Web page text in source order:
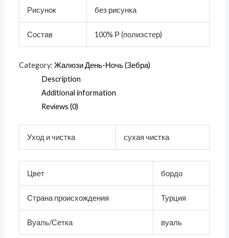
Рисунок без рисунка
Состав 100% Р (полиэстер)
Category:Жалюзи День-Ночь (Зебра)
Description
Additional information
Reviews (0)
Уход и чистка сухая чистка
Цвет бордо
Страна происхождения Турция
Вуаль/Сетка вуаль